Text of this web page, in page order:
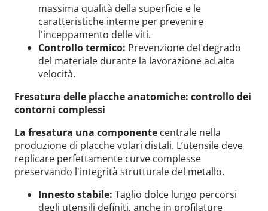
massima qualità della superficie e le
caratteristiche interne per prevenire
l'inceppamento delle viti.
Controllo termico: Prevenzione del degrado
del materiale durante la lavorazione ad alta
velocità.
Fresatura delle placche anatomiche: controllo dei
contorni complessi
La fresatura una componente centrale nella
produzione di placche volari distali. L’utensile deve
replicare perfettamente curve complesse
preservando l'integrità strutturale del metallo.
Innesto stabile: Taglio dolce lungo percorsi
degli utensili definiti, anche in profilature